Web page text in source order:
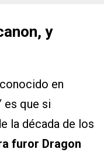
y
en
es que si
la década de los
furor Dragon